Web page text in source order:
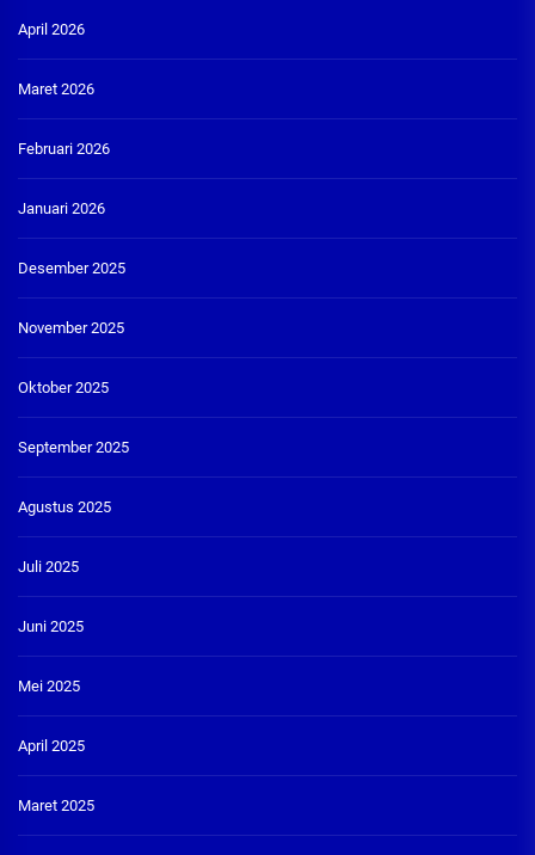
April 2026
Maret 2026
Februari 2026
Januari 2026
Desember 2025
November 2025
Oktober 2025
September 2025
Agustus 2025
Juli 2025
Juni 2025
Mei 2025
April 2025
Maret 2025